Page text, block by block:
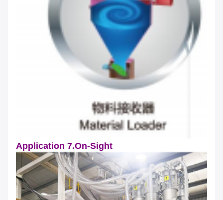
Application 7.On-Sight